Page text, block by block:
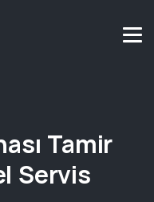
Tamir
Servis